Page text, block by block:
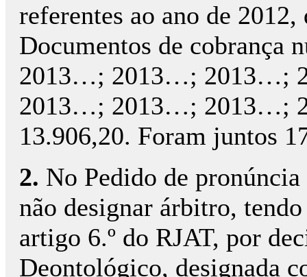
referentes ao ano de
Documentos de
2013…; 2013…; 2013…;
2013…; 2013…; 2013…;
13.906,20. Foram juntos
2. No Pedido de
não designar árbitro,
artigo 6.º do RJAT, por
Deontológico, designada